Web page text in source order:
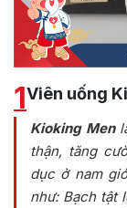
1Viên uống
Kioking Men
thận, tăng
dục ở nam
như: Bạch tật